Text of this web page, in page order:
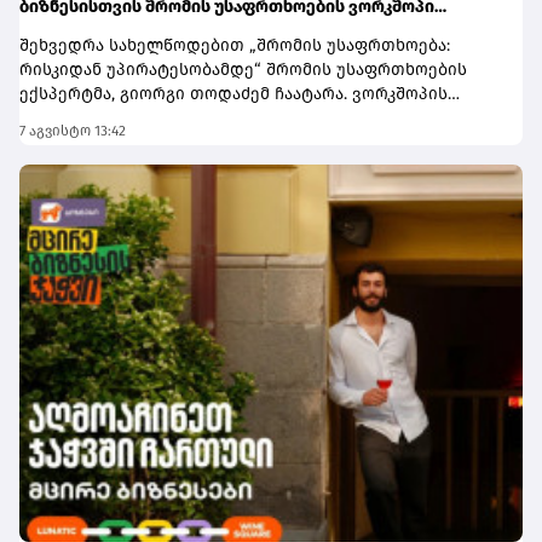
ბიზნესისთვის შრომის უსაფრთხოების ვორკშოპი
შეხვედრა სახელწოდებით „შრომის უსაფრთხოება:
რისკიდან უპირატესობამდე“ შრომის უსაფრთხოების
ექსპერტმა, გიორგი თოდაძემ ჩაატარა. ვორკშოპის
იმის შესახებ, თუ როგორ იქცევა უსაფრთხოების
სტანდარტების დანერგვა ბიზნესის მდგრადი
განვითარების, ფინანსური სტაბილურობისა და
რეპუტაციის გაძლიერების ინსტრუმენტად.ღონისძიებაზე
განხილული იყო ისეთი მნიშვნელოვანი საკითხები,
როგორიცაა უსაფრთხოების ეკონომიკა და ინვესტიციის
უკუგება (ROI); როგორ გადაიქცეს უსაფრთხოება ბიზნესის
სტრატეგიულ უპირატესობად; თანამშრომელთა
რესურსების მართვა; ლიდერის როლი უსაფრთხოების
კულტურის ჩამოყალიბებაში და ნდობაზე დაფუძნებული
სამუშაო გარემოს შექმნა.მონაწილეებმა ასევე მიიღეს
პრაქტიკული რეკომენდაციები კრიზისების მართვისა და
ბიზნესის უწყვეტობის დაგეგმვის (BCP) მიმართულებით -
როგორ მოემზადონ კომპანიები ფორსმაჟორული
სიტუაციებისთვის და შეამცირონ შესაძლო ფინანსური
თუ ოპერაციული რისკები.„საქართველოს ბანკი მცირე და
საშუალო ბიზნესის მხარდასაჭერად მუდმივად ქმნის
7 აგვისტო 13:42